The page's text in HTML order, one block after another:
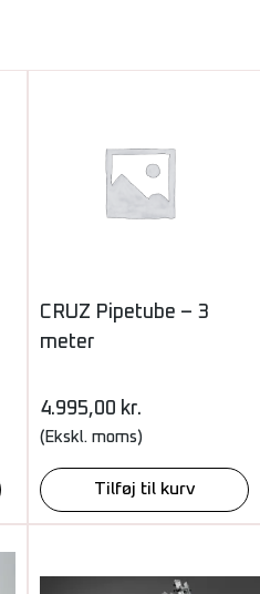
CRUZ Pipetube – 3
meter
4.995,00 kr.
(Ekskl. moms)
Tilføj til kurv